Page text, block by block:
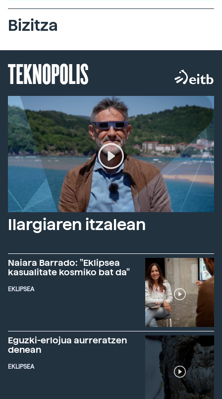
Bizitza
TEKNOPOLIS
Ilargiaren itzalean
Naiara Barrado: "Eklipsea
kasualitate kosmiko bat da"
EKLIPSEA
Eguzki-erlojua aurreratzen
denean
EKLIPSEA